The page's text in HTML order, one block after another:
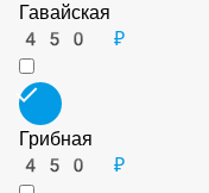
Гавайская
450 ₽
Грибная
450 ₽